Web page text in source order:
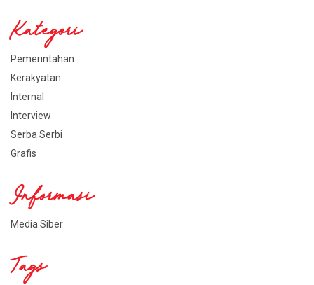
Kategori
Pemerintahan
Kerakyatan
Internal
Interview
Serba Serbi
Grafis
Informasi
Media Siber
Tags